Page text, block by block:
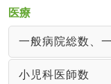
医療
一般病院総数、
小児科医師数